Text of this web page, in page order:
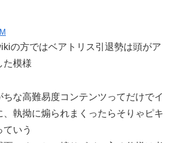
の方ではベアトリス引退勢は頭がア
た模様
ちな高難易度コンテンツってだけでイ
執拗に煽られまくったらそりゃピキ
いう